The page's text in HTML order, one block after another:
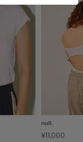
null.
¥11,000